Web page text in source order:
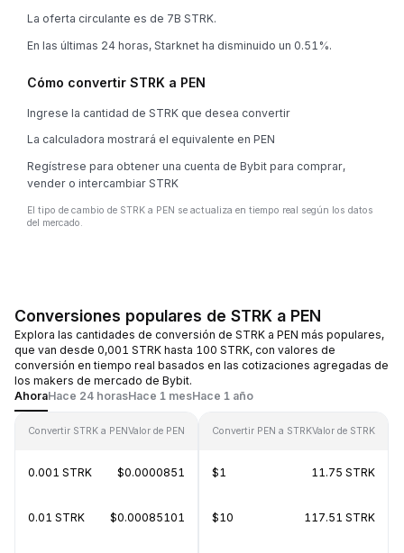
La oferta circulante es de 7B STRK.
En las últimas 24 horas, Starknet ha disminuido un 0.51%.
Cómo convertir STRK a PEN
Ingrese la cantidad de STRK que desea convertir
La calculadora mostrará el equivalente en PEN
Regístrese para obtener una cuenta de Bybit para comprar,
vender o intercambiar STRK
El tipo de cambio de STRK a PEN se actualiza en tiempo real según los datos
del mercado.
Conversiones populares de STRK a PEN
Explora las cantidades de conversión de STRK a PEN más populares,
que van desde 0,001 STRK hasta 100 STRK, con valores de
conversión en tiempo real basados en las cotizaciones agregadas de
los makers de mercado de Bybit.
AhoraHace 24 horasHace 1 mesHace 1 año
Convertir STRK a PENValor de PEN
0.001 STRK $0.0000851
0.01 STRK $0.00085101
Convertir PEN a STRKValor de STRK
$1 11.75 STRK
$10 117.51 STRK